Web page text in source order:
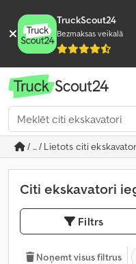
TruckScout24
Bezmaksas veikalā
/ ... / Lietots citi
Citi ekskavatori
Filtrs
Noņemt visus filtrus